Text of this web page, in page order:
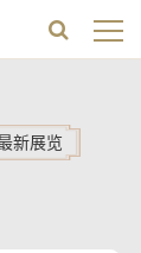
新展览